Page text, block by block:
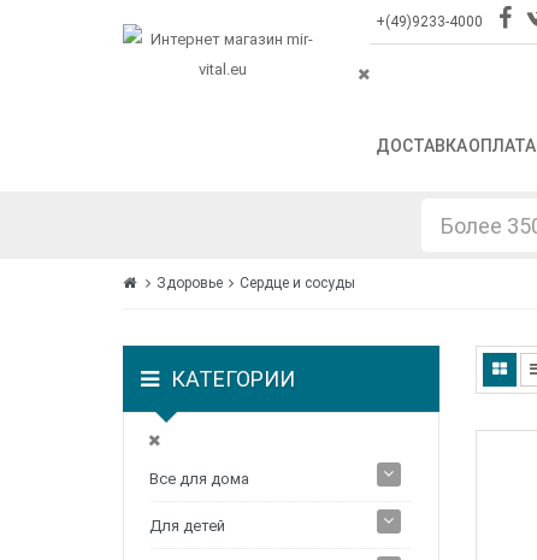
+(49)9233-4000
ДОСТАВКАОПЛАТА
Здоровье Сердце и сосуды
КАТЕГОРИИ
Все для дома
Для детей